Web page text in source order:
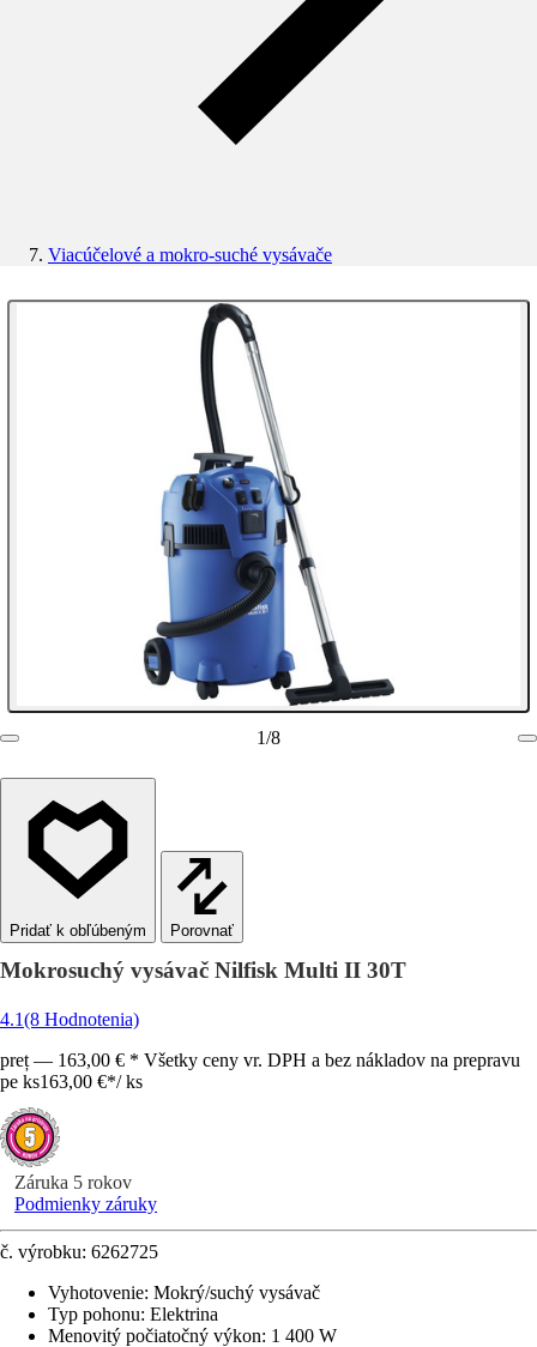
Viacúčelové a mokro-suché vysávače
1/8
Porovnať
Mokrosuchý vysávač Nilfisk Multi II 30T
4.1(8 Hodnotenia)
preț — 163,00 € * Všetky ceny vr. DPH a bez nákladov na prepravu
pe ks163,00 €*/ ks
Záruka 5 rokov
Podmienky záruky
č. výrobku: 6262725
Vyhotovenie: Mokrý/suchý vysávač
Typ pohonu: Elektrina
Menovitý počiatočný výkon: 1 400 W